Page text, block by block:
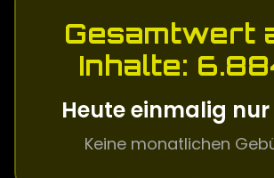
Gesamtwert
Inhalte:
Heute einmalig nur
Keine monatlichen